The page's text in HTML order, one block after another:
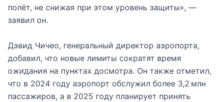
полёт, не снижая при этом уровень защиты», —
заявил он.
Дэвид Чичео, генеральный директор аэропорта,
добавил, что новые лимиты сократят время
ожидания на пунктах досмотра. Он также отметил,
что в 2024 году аэропорт обслужил более 3,2 млн
пассажиров, а в 2025 году планирует принять